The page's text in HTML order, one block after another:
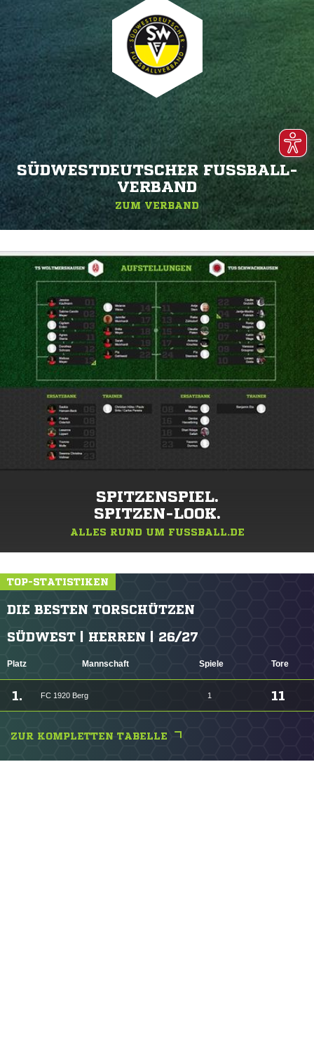
SÜDWESTDEUTSCHER FUSSBALL-V
ERBAND
ZUM VERBAND
SPITZENSPIEL.
SPITZEN-LOOK.
ALLES RUND UM FUSSBALL.DE
TOP-STATISTIKEN
DIE BESTEN TORSCHÜTZEN
SÜDWEST | HERREN | 26/27
Platz Mannschaft Spiele Tore
1. FC 1920 Berg 1 11
ZUR KOMPLETTEN TABELLE